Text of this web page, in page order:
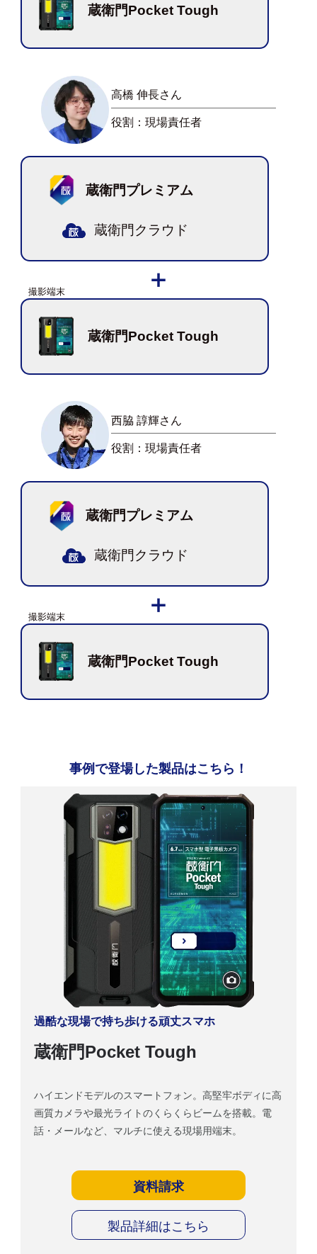
蔵衛門Pocket Tough
高橋 伸長さん
役割：現場責任者
蔵衛門プレミアム
蔵衛門クラウド
蔵衛門Pocket Tough
西脇 諄輝さん
役割：現場責任者
蔵衛門プレミアム
蔵衛門クラウド
蔵衛門Pocket Tough
事例で登場した製品はこちら！
過酷な現場で持ち歩ける頑丈スマホ
蔵衛門Pocket Tough
ハイエンドモデルのスマートフォン。高堅牢ボディに高
画質カメラや最光ライトのくらくらビームを搭載。電
話・メールなど、マルチに使える現場用端末。
資料請求
製品詳細はこちら